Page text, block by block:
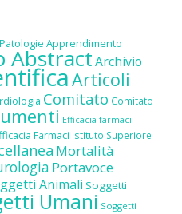
Apprendimento
AbstractArchivio
Articoli
Comitato Comitato
Efficacia farmaci
Farmaci Istituto Superiore
Mortalità
Portavoce
Animali Soggetti
Umani Soggetti